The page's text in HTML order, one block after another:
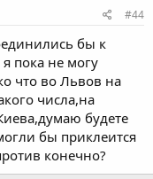
#44
бы к
я пока не могу
что во Львов на
числа,на
будете
бы приклеится
конечно?